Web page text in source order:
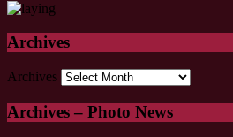
Archives
Archives
Archives – Photo News